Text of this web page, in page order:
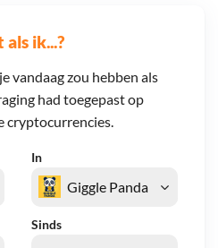
als ik...?
vandaag zou hebben als
had toegepast op
cryptocurrencies.
In
Sinds